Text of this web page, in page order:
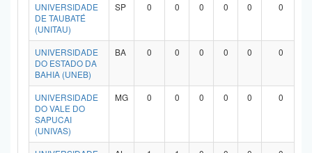
UNIVERSIDADE
DE TAUBATÉ
(UNITAU)
SP 0 0 0 0 0 0
UNIVERSIDADE
DO ESTADO DA
BAHIA (UNEB)
BA 0 0 0 0 0 0
UNIVERSIDADE
DO VALE DO
SAPUCAI
(UNIVAS)
MG 0 0 0 0 0 0